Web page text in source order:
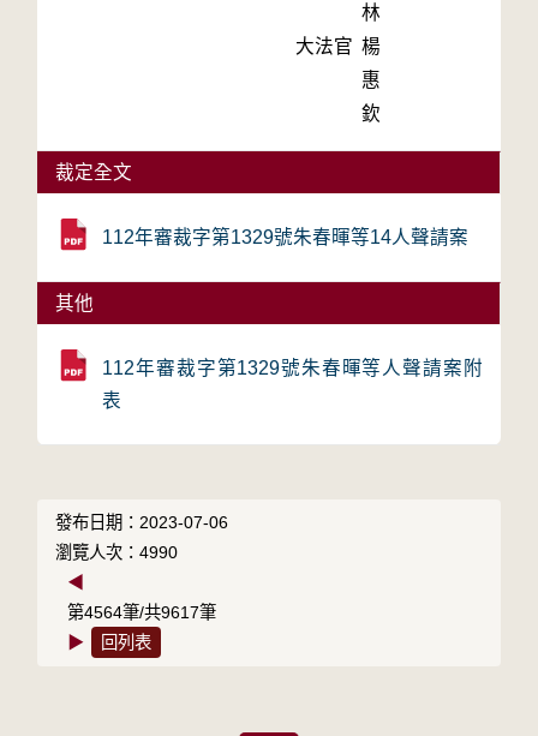
林
大法官 楊
惠
欽
裁定全文
112年審裁字第1329號朱春暉等14人聲請案
其他
112年審裁字第1329號朱春暉等人聲請案附
表
發布日期：2023-07-06
瀏覽人次：4990
◀
第4564筆/共9617筆
▶
回列表